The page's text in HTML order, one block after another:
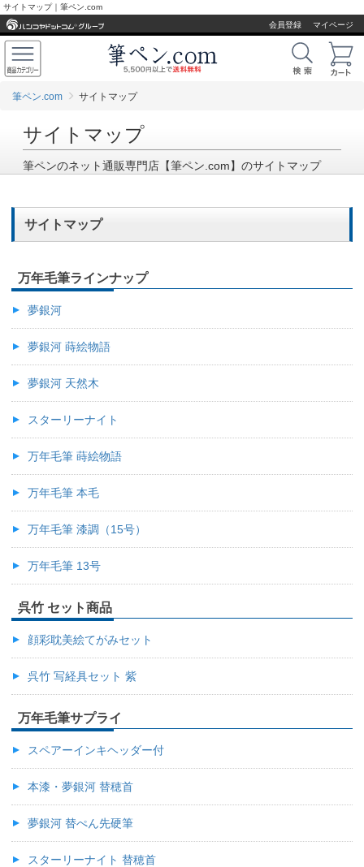
サイトマップ｜筆ペン.com
会員登録
マイページ
筆ペン.com サイトマップ
サイトマップ
筆ペンのネット通販専門店【筆ペン.com】のサイトマップ
サイトマップ
万年毛筆ラインナップ
夢銀河
夢銀河 蒔絵物語
夢銀河 天然木
スターリーナイト
万年毛筆 蒔絵物語
万年毛筆 本毛
万年毛筆 漆調（15号）
万年毛筆 13号
呉竹 セット商品
顔彩耽美絵てがみセット
呉竹 写経具セット 紫
万年毛筆サプライ
スペアーインキヘッダー付
本漆・夢銀河 替穂首
夢銀河 替ぺん先硬筆
スターリーナイト 替穂首